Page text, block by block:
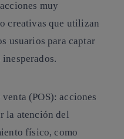
muy
creativas que utilizan
usuarios para captar
(POS): acciones
la atención del
físico, como